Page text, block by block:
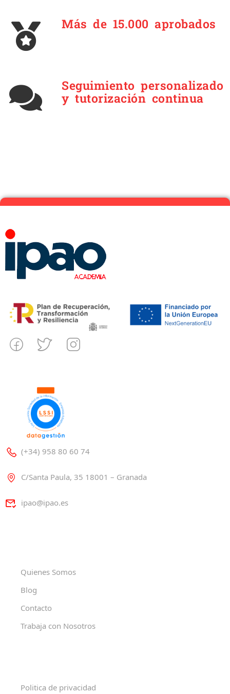
Más de 15.000 aprobados
Seguimiento personalizado
y tutorización continua
(+34) 958 80 60 74
C/Santa Paula, 35 18001 – Granada
ipao@ipao.es
Quienes Somos
Blog
Contacto
Trabaja con Nosotros
Politica de privacidad